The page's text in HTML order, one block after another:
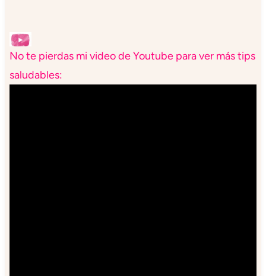
No te pierdas mi video de Youtube para ver más tips
saludables: